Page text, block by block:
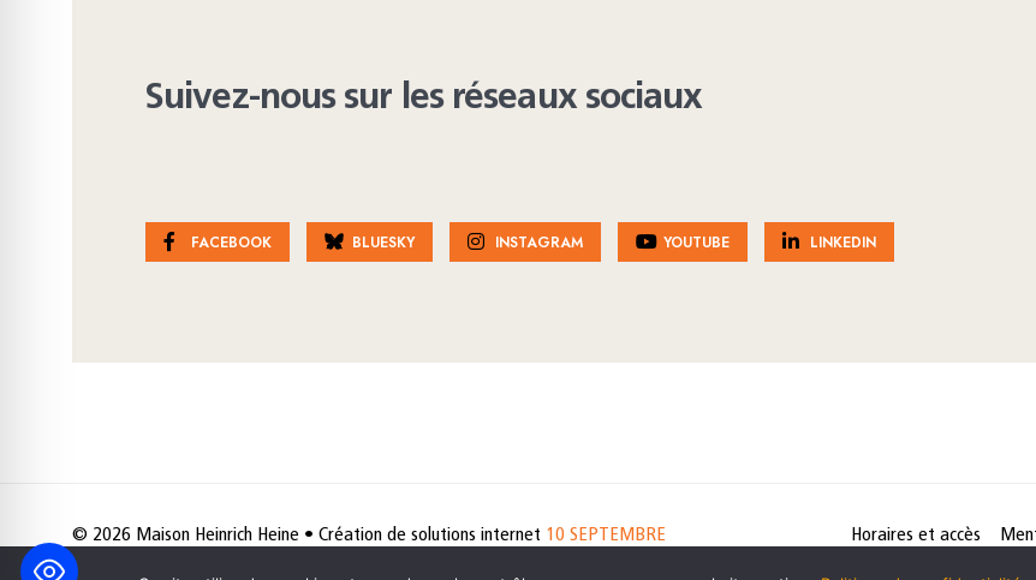
Suivez-nous sur les réseaux sociaux
FACEBOOK BLUESKY INSTAGRAM YOUTUBE LINKEDIN
© 2026 Maison Heinrich Heine • Création de solutions internet 10 SEPTEMBRE Horaires et accès